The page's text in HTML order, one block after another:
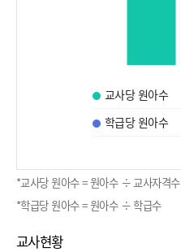
교사당 원아수
학급당 원아수
*교사당 원아수 = 원아수 ÷ 교사자격수
*학급당 원아수 = 원아수 ÷ 학급수
교사현황